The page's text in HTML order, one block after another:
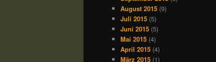
August 2015 (9)
Juli 2015 (5)
Juni 2015 (5)
Mai 2015 (4)
April 2015 (4)
März 2015 (1)